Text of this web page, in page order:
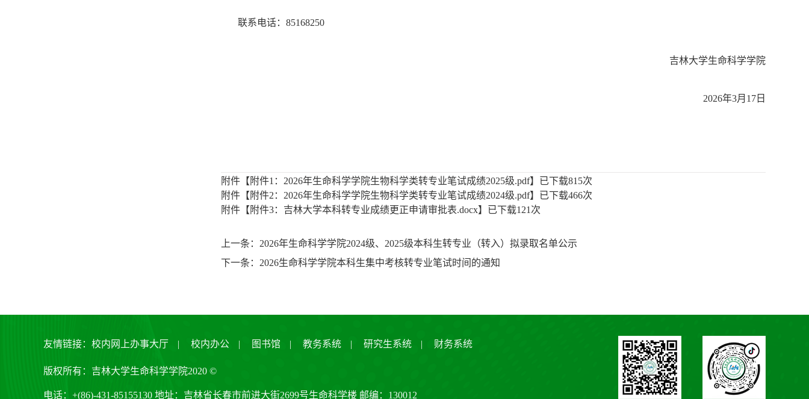
联系电话： 85168250
吉林大学生命科学学院
2026年3月 17 日
附件【 附件1：2026年生命科学学院生物科学类转专业笔试成绩2025级.pdf】已下载815次
附件【 附件2：2026年生命科学学院生物科学类转专业笔试成绩2024级.pdf】已下载466次
附件【 附件3：吉林大学本科转专业成绩更正申请审批表.docx】已下载121 次
上一条：2026年生命科学学院2024级、2025级本科生转专业（转入）拟录取名单公示
下一条：2026生命科学学院本科生集中考核转专业笔试时间的通知
友情链接： 校内网上办事大厅 | 校内办公 | 图书馆 | 教务系统 | 研究生系统 | 财务系统
版权所有：吉林大学生命科学学院2020 ©
电话：+(86)-431-85155130 地址：吉林省长春市前进大街2699号生命科学楼 邮编：130012